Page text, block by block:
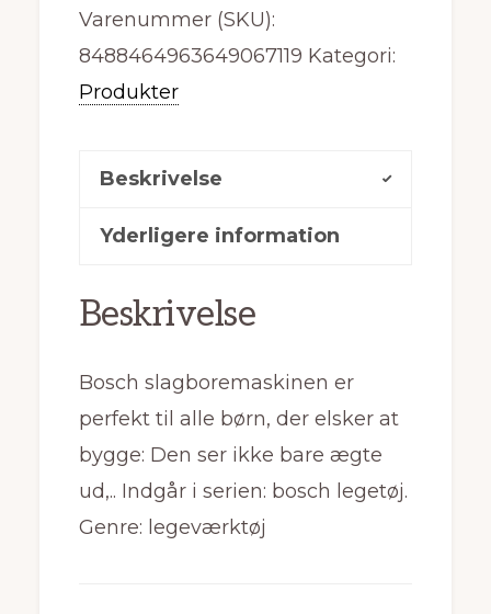
Varenummer (SKU):
8488464963649067119 Kategori:
Produkter
Beskrivelse
Yderligere information
Beskrivelse
Bosch slagboremaskinen er
perfekt til alle børn, der elsker at
bygge: Den ser ikke bare ægte
ud,.. Indgår i serien: bosch legetøj.
Genre: legeværktøj